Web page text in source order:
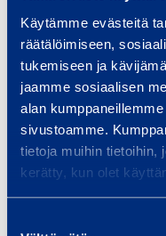
Käytämme evästeitä
räätälöimiseen,
tukemiseen ja
jaamme sosiaalisen
alan
sivustoamme.
tietoja muihin tietoihin,
kerätty, kun olet